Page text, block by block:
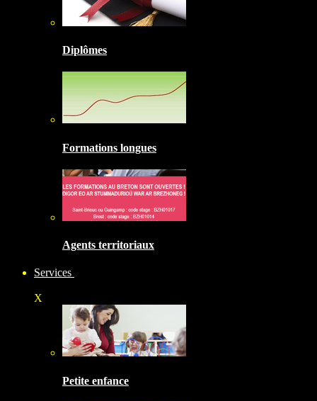
Diplômes
Formations longues
Agents territoriaux
Services
X
Petite enfance